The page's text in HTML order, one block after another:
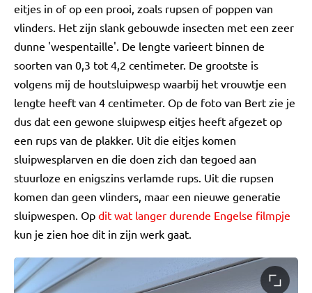
eitjes in of op een prooi, zoals rupsen of poppen van
vlinders. Het zijn slank gebouwde insecten met een zeer
dunne 'wespentaille'. De lengte varieert binnen de
soorten van 0,3 tot 4,2 centimeter. De grootste is
volgens mij de houtsluipwesp waarbij het vrouwtje een
lengte heeft van 4 centimeter. Op de foto van Bert zie je
dus dat een gewone sluipwesp eitjes heeft afgezet op
een rups van de plakker. Uit die eitjes komen
sluipwesplarven en die doen zich dan tegoed aan
stuurloze en enigszins verlamde rups. Uit die rupsen
komen dan geen vlinders, maar een nieuwe generatie
sluipwespen. Op dit wat langer durende Engelse filmpje
kun je zien hoe dit in zijn werk gaat.